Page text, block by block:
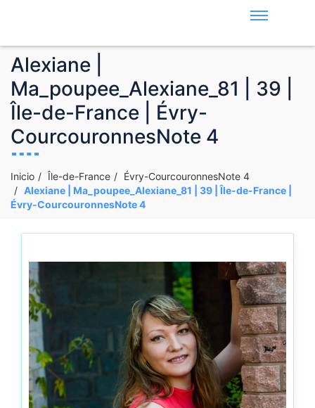
Alexiane |
Ma_poupee_Alexiane_81 | 39 |
Île-de-France | Évry-
CourcouronnesNote 4
Inicio Île-de-France
Évry-CourcouronnesNote 4
Alexiane | Ma_poupee_Alexiane_81 | 39 | Île-de-France |
Évry-CourcouronnesNote 4